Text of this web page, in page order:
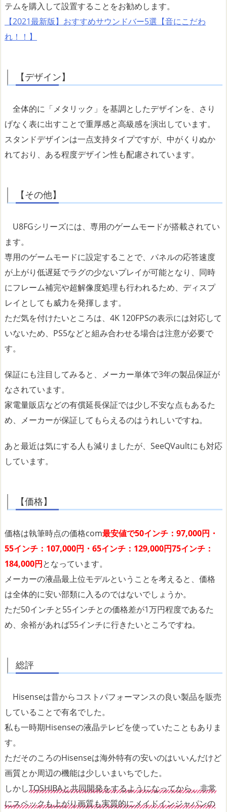
テムを購入して設置することをお勧めします。
【2021最新版】おすすめサウンドバー5選【音にこだわ
れ！！】
【デザイン】
全体的に「メタリック」を基調としたデザインを、さり
げなく表に出すことで重厚感と高級感を演出しています。
スタンドデザインは一点支持タイプですが、中がくりぬか
れており、ある程度デザイン性も配慮されています。
【その他】
U8FGシリーズには、専用のゲームモードが搭載されてい
ます。
専用のゲームモードに設定することで、パネルの応答速度
が上がり低遅延でラグの少ないプレイが可能となり、同時
にフレーム補完や超解像度処理も行われるため、ディスプ
レイとしても威力を発揮します。
ただ気を付けたいところは、4K 120FPSの表示には対応して
いないため、PS5などと組み合わせる場合は注意が必要で
す。
保証にも注目してみると、メーカー単体で3年の製品保証が
なされています。
家電量販店などの有償延長保証では少し不安な点もあるた
め、メーカーが保証してもらえるのはうれしいですね。
あと最近は気にする人も減りましたが、SeeQVaultにも対応
しています。
【価格】
価格は執筆時点の価格com最安値で50インチ：97,000円・
55インチ：107,000円・65インチ：129,000円75インチ：
184,000円となっています。
メーカーの液晶最上位モデルということを考えると、価格
は全体的に安い部類に入るのではないでしょうか。
ただ50インチと55インチとの価格差が1万円程度であるた
め、余裕があれば55インチに行きたいところですね。
総評
Hisenseは昔からコストパフォーマンスの良い製品を販売
していることで有名でした。
私も一時期Hisenseの液晶テレビを使っていたこともありま
す。
ただそのころのHisenseは海外特有の安いのはいいんだけど
画質とか周辺の機能は少しいまいちでした。
しかしTOSHIBAと共同開発をするようになってから、非常
にスペックも上がり画質も実質的にメイドインジャパンの